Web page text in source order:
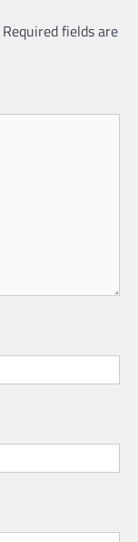
Required fields are